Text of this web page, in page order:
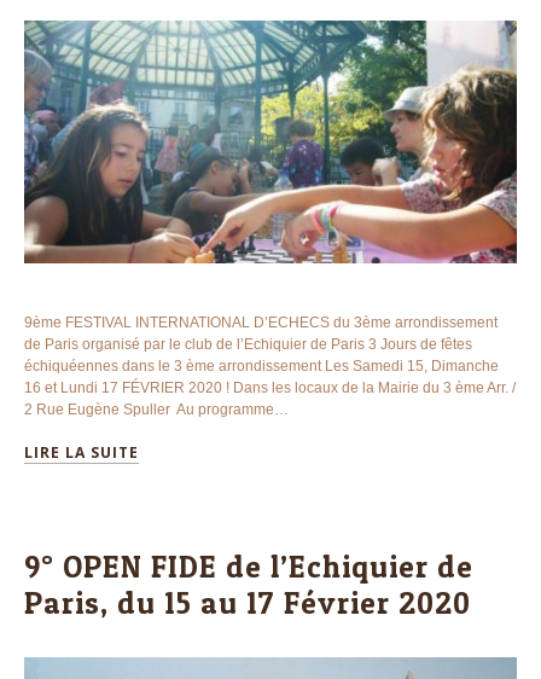
9ème FESTIVAL INTERNATIONAL D’ECHECS du 3ème arrondissement
de Paris organisé par le club de l’Echiquier de Paris 3 Jours de fêtes
échiquéennes dans le 3 ème arrondissement Les Samedi 15, Dimanche
16 et Lundi 17 FÉVRIER 2020 ! Dans les locaux de la Mairie du 3 ème Arr. /
2 Rue Eugène Spuller Au programme…
LIRE LA SUITE
9° OPEN FIDE de l’Echiquier de
Paris, du 15 au 17 Février 2020